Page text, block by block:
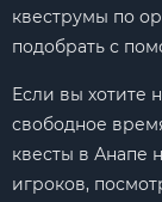
квеструмы по
подобрать с
Если вы хотите
свободное
квесты в Анапе
игроков,